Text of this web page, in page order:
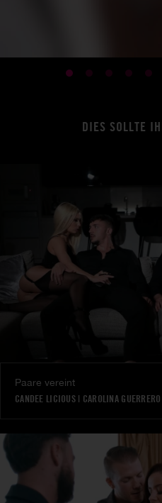
DIES SOLLTE
Paare vereint
CANDEE LICIOUS| CAROLINA GUERRERO